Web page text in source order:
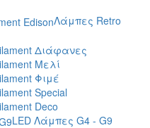
Λάμπες Retro
Διάφανες
Μελί
Φιμέ
Special
Deco
LED Λάμπες G4 - G9